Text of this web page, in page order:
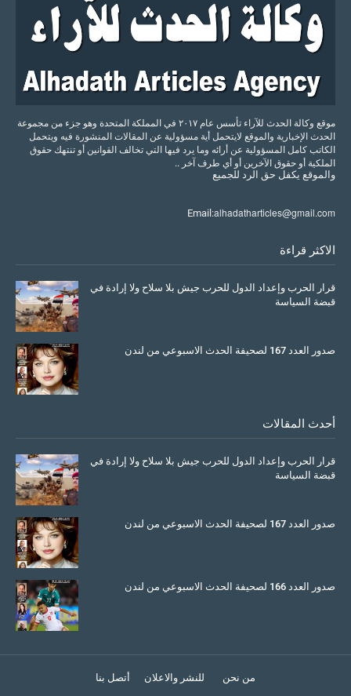
موقع وكالة الحدث للآراء تأسس عام ٢٠١٧ في المملكة المتحدة وهو جزء من مجموعة
الحدث الإخبارية والموقع لايتحمل أية مسؤولية عن المقالات المنشورة فيه ويتحمل
الكاتب كامل المسؤولية عن أرائه وما يرد فيها التي تخالف القوانين أو تنتهك حقوق
الملكية أو حقوق الآخرين أو أي طرف آخر ..
والموقع يكفل حق الرد للجميع
Email:alhadatharticles@gmail.com
الاكثر قراءة
قرار الحرب وإعداد الدول للحرب جيش بلا سلاح ولا إرادة في
قبضة السياسة
صدور العدد 167 لصحيفة الحدث الاسبوعي من لندن
أحدث المقالات
قرار الحرب وإعداد الدول للحرب جيش بلا سلاح ولا إرادة في
قبضة السياسة
صدور العدد 167 لصحيفة الحدث الاسبوعي من لندن
صدور العدد 166 لصحيفة الحدث الاسبوعي من لندن
من نحن للنشر والاعلان أتصل بنا